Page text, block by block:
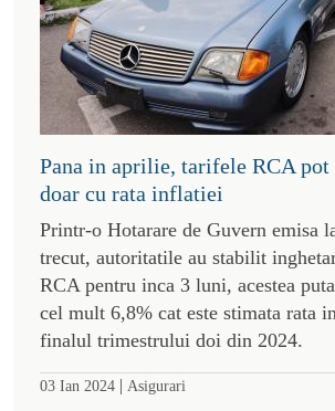
Pana in aprilie, tarifele RCA
doar cu rata inflatiei
Printr-o Hotarare de Guvern emisa
trecut, autoritatile au stabilit
RCA pentru inca 3 luni, acestea
cel mult 6,8% cat este stimata rata
finalul trimestrului doi din 2024.
03 Ian 2024 | Asigurari